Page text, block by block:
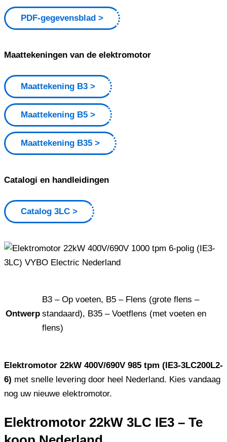
PDF-gegevensblad
Maattekeningen van de elektromotor
Maattekening B3
Maattekening B5
Maattekening B35
Catalogi en handleidingen
Catalog 3LC
Ontwerp
B3 – Op voeten, B5 – Flens (grote flens –
standaard), B35 – Voetflens (met voeten en
flens)
Elektromotor 22kW 400V/690V 985 tpm (IE3-3LC200L2-
6) met snelle levering door heel Nederland. Kies vandaag
nog uw nieuwe elektromotor.
Elektromotor 22kW 3LC IE3 – Te